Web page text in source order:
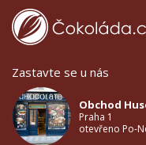
Zastavte se u nás
Obchod
Praha 1
otevřeno Po-